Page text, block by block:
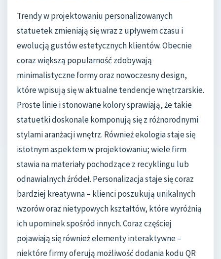
Trendy w projektowaniu personalizowanych
statuetek zmieniają się wraz z upływem czasu i
ewolucją gustów estetycznych klientów. Obecnie
coraz większą popularność zdobywają
minimalistyczne formy oraz nowoczesny design,
które wpisują się w aktualne tendencje wnętrzarskie.
Proste linie i stonowane kolory sprawiają, że takie
statuetki doskonale komponują się z różnorodnymi
stylami aranżacji wnętrz. Również ekologia staje się
istotnym aspektem w projektowaniu; wiele firm
stawia na materiały pochodzące z recyklingu lub
odnawialnych źródeł. Personalizacja staje się coraz
bardziej kreatywna – klienci poszukują unikalnych
wzorów oraz nietypowych kształtów, które wyróżnią
ich upominek spośród innych. Coraz częściej
pojawiają się również elementy interaktywne –
niektóre firmy oferują możliwość dodania kodu QR